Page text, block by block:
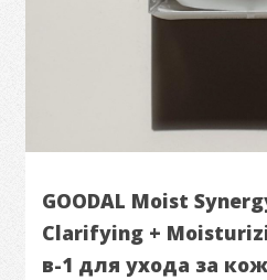
GOODAL Moist
Clarifying +
в-1 для ухода за